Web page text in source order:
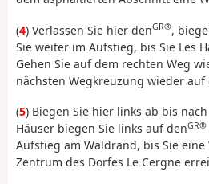
(4) Verlassen Sie hier denGR®,
Sie weiter im Aufstieg, bis Sie Les
Gehen Sie auf dem rechten Weg
nächsten Wegkreuzung wieder auf
(5) Biegen Sie hier links ab bis
Häuser biegen Sie links auf denGR®
Aufstieg am Waldrand, bis Sie
Zentrum des Dorfes Le Cergne